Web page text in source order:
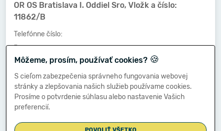
OR OS Bratislava I. Oddiel Sro, Vložk a číslo:
11862/B
Telefónne číslo:
-
Faxové číslo:
-
E-mailová adresa:
-
Môžeme, prosím, používať cookies? 🍪
S cieľom zabezpečenia správneho fungovania webovej
stránky a zlepšovania našich služieb používame cookies.
Prosíme o potvrdenie súhlasu alebo nastavenie Vašich
preferencií.